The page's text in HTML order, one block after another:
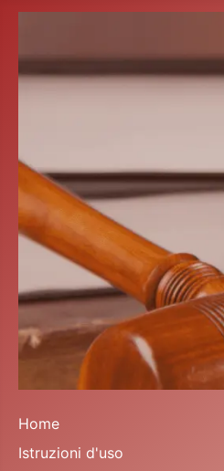
Home
Istruzioni d'uso